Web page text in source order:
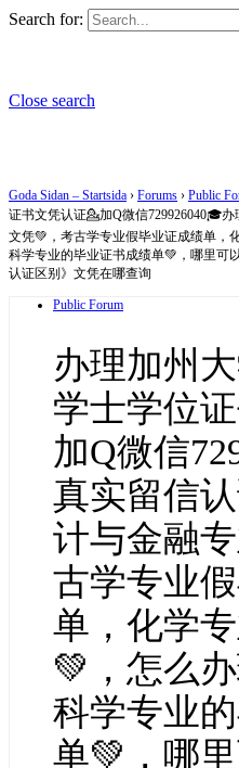
Search for:
Close search
Goda Sidan – Startsida › Forums › Public
证书文凭认证💁加Q微信729926040🎓
文凭💚，考古学专业假毕业证成绩单，
科学专业的毕业证书成绩单💚，哪里可
认证区别》文凭在哪查询
Public Forum
办理加州
学士学位
加Q微信
真实留信
计与金融
古学专业
单，化学
💚，怎么
科学专业
单💚，哪